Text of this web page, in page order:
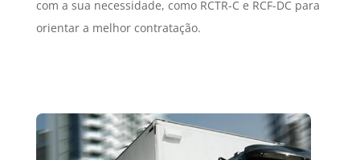
com a sua necessidade, como RCTR-C e RCF-DC para
orientar a melhor contratação.